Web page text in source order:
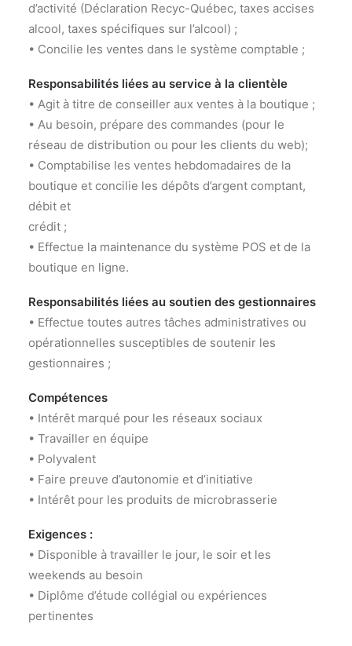
d’activité (Déclaration Recyc-Québec, taxes accises
alcool, taxes spécifiques sur l’alcool) ;
• Concilie les ventes dans le système comptable ;
Responsabilités liées au service à la clientèle
• Agit à titre de conseiller aux ventes à la boutique ;
• Au besoin, prépare des commandes (pour le
réseau de distribution ou pour les clients du web);
• Comptabilise les ventes hebdomadaires de la
boutique et concilie les dépôts d’argent comptant,
débit et
crédit ;
• Effectue la maintenance du système POS et de la
boutique en ligne.
Responsabilités liées au soutien des gestionnaires
• Effectue toutes autres tâches administratives ou
opérationnelles susceptibles de soutenir les
gestionnaires ;
Compétences
• Intérêt marqué pour les réseaux sociaux
• Travailler en équipe
• Polyvalent
• Faire preuve d’autonomie et d’initiative
• Intérêt pour les produits de microbrasserie
Exigences :
• Disponible à travailler le jour, le soir et les
weekends au besoin
• Diplôme d’étude collégial ou expériences
pertinentes